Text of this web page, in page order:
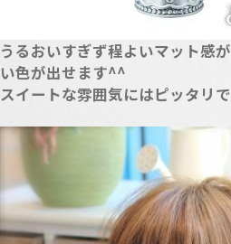
うるおいすぎず程よいマット感
い色が出せます^^
スイートな雰囲気にはピッタリ